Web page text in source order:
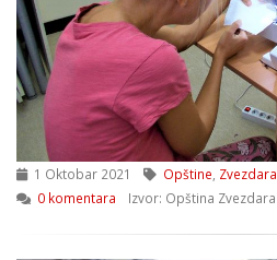
1 Oktobar 2021 Opštine Zvezdara
0 komentara
Izvor: Opština Zvezdara